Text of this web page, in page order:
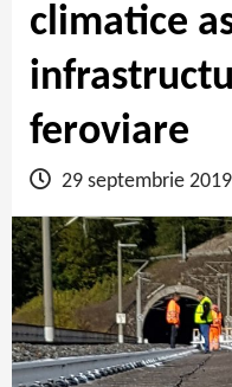
climatice
feroviare
29 septembrie 2019